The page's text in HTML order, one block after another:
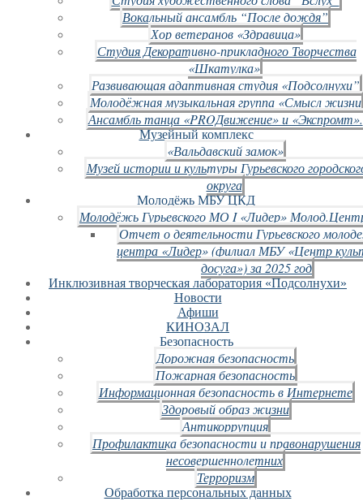
Вокальный ансамбль “После дождя”
Хор ветеранов «Здравица»
Студия Декоративно-прикладного Творчества
«Шкатулка»
Развивающая адаптивная студия «Подсолнухи”
Молодёжная музыкальная группа «Смысл жизни
Ансамбль танца «PROДвижение» и «Экспромт».
Музейный комплекс
«Вальдавский замок»
Музей истории и культуры Гурьевского
округа
Молодёжь МБУ ЦКД
Молодёжь Гурьевского МО I «Лидер»
Отчет о деятельности Гурьевского
центра «Лидер» (филиал МБУ «Центр
досуга») за 2025 год
Инклюзивная творческая лаборатория «Подсолнухи»
Новости
Афиши
КИНОЗАЛ
Безопасность
Дорожная безопасность
Пожарная безопасность
Информационная безопасность в Интернете
Здоровый образ жизни
Антикоррупция
Профилактика безопасности и правонарушения
несовершеннолетних
Терроризм
Обработка персональных данных